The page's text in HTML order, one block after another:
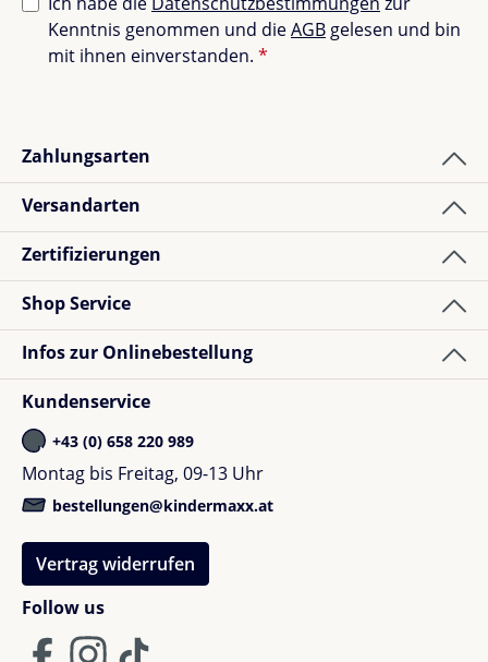
Bewertungen nur in der aktuellen Sprache anzeigen.
4Bewertungen
Shopkunde
Verified buyer
Alles gut. Sitzt gut und mein Kaffeebecher passt
drauf.
Shopkunde
Etwas sperrig beim Zusammenklappen des
Kinderwagens aber erfüllt seinen Zweck und ist ein
toller Becherhalter
Kenntnis genommen und dieAGB gelesen und bin
mit ihnen einverstanden. *
Zahlungsarten
Versandarten
Zertifizierungen
Follow us
Shop Service
Infos zur Onlinebestellung
Kundenservice
+43 (0) 658 220 989
Montag bis Freitag, 09-13 Uhr
bestellungen@kindermaxx.at
Vertrag widerrufen